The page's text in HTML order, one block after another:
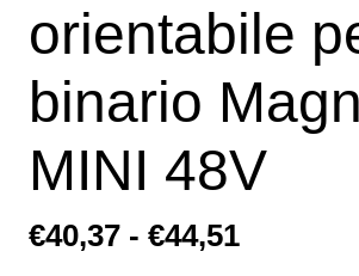
orientabile
binario
MINI 48V
€40,37 - €44,51Fascia